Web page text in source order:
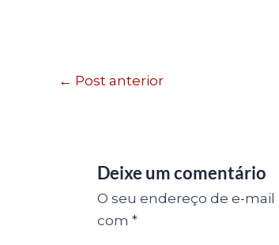
← Post anterior
Deixe um comentário
O seu endereço de e-mail
com *